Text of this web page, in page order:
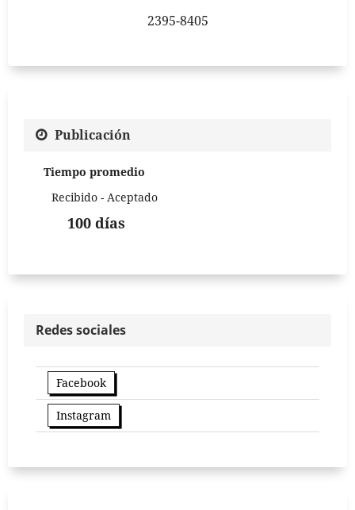
2395-8405
Publicación
Tiempo promedio
Recibido - Aceptado
100 días
Redes sociales
Facebook
Instagram